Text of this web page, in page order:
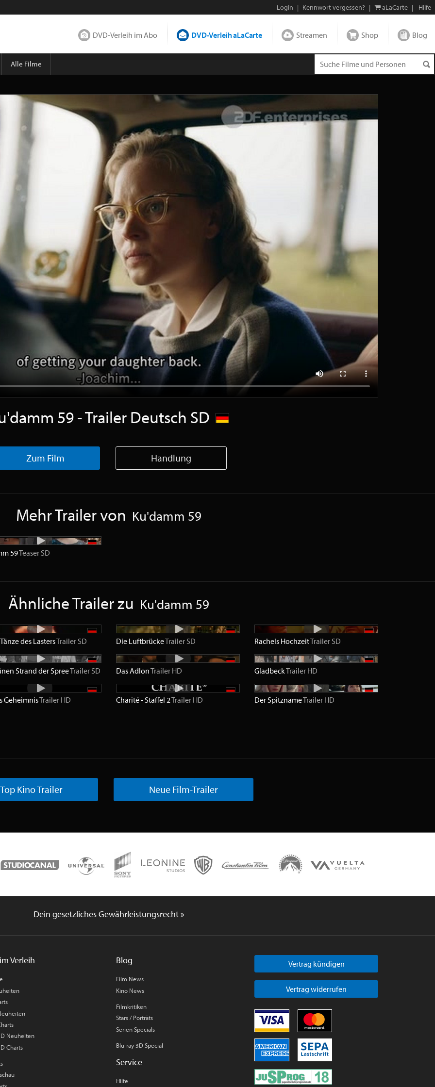
Login | Kennwort vergessen? | aLaCarte | Hilfe
DVD-Verleih im Abo DVD-Verleih aLaCarte Streamen Shop Blog
Alle Filme
59 - Trailer Deutsch SD
Zum Film Handlung
Mehr Trailer von Ku'damm 59
59Teaser SD
Ähnliche Trailer zu Ku'damm 59
des LastersTrailer SD Die LuftbrückeTrailer SD Rachels HochzeitTrailer SD
Strand der SpreeTrailer SD Das AdlonTrailer HD GladbeckTrailer HD
GeheimnisTrailer HD Charité - Staffel 2Trailer HD Der SpitznameTrailer HD
Top Kino Trailer Neue Film-Trailer
Dein gesetzliches Gewährleistungsrecht »
Verleih
Neuheiten
Charts
Blog
Film News
Kino News
Filmkritiken
Stars / Porträts
Serien Specials
Blu-ray 3D Special
Service
Hilfe
Vertrag kündigen
Vertrag widerrufen